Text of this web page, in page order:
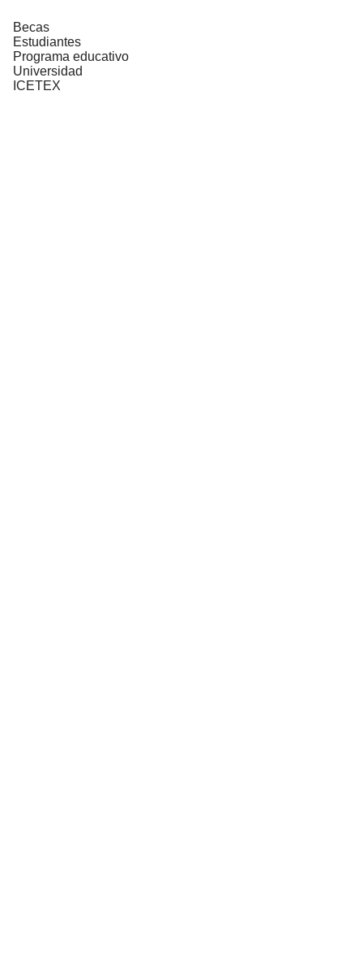
Becas
Estudiantes
Programa educativo
Universidad
ICETEX